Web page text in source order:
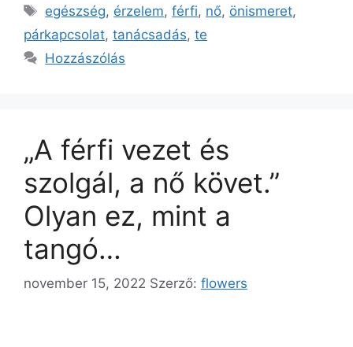
egészség, érzelem,férfi, nő, önismeret,
párkapcsolat, tanácsadás, te
Hozzászólás
„A férfi vezet és
szolgál, a nő követ.”
Olyan ez, mint a
tangó…
november 15, 2022 Szerző: flowers